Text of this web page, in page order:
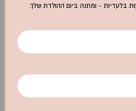
בלעדיות - ומתנה ביום ההולדת שלך.